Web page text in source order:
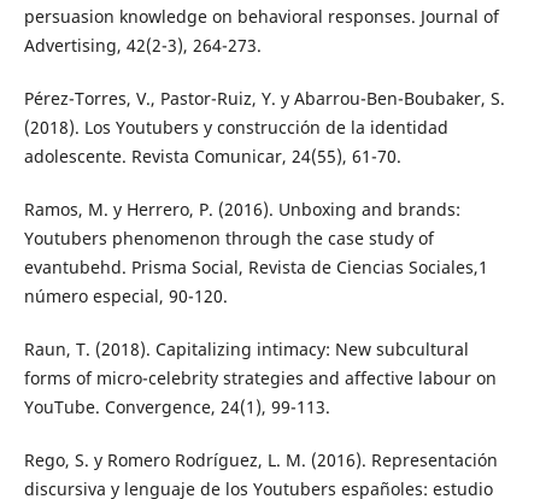
persuasion knowledge on behavioral responses. Journal of
Advertising, 42(2-3), 264-273.
Pérez-Torres, V., Pastor-Ruiz, Y. y Abarrou-Ben-Boubaker, S.
(2018). Los Youtubers y construcción de la identidad
adolescente. Revista Comunicar, 24(55), 61-70.
Ramos, M. y Herrero, P. (2016). Unboxing and brands:
Youtubers phenomenon through the case study of
evantubehd. Prisma Social, Revista de Ciencias Sociales,1
número especial, 90-120.
Raun, T. (2018). Capitalizing intimacy: New subcultural
forms of micro-celebrity strategies and affective labour on
YouTube. Convergence, 24(1), 99-113.
Rego, S. y Romero Rodríguez, L. M. (2016). Representación
discursiva y lenguaje de los Youtubers españoles: estudio